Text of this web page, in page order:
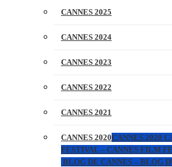
CANNES 2025
CANNES 2024
CANNES 2023
CANNES 2022
CANNES 2021
CANNES 2020CANNES 2020
FESTIVAL – CANNES FILM
BLOG DE CANNES – BLOG